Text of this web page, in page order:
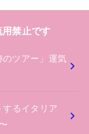
禁止です
ツアー」運気
するイタリア